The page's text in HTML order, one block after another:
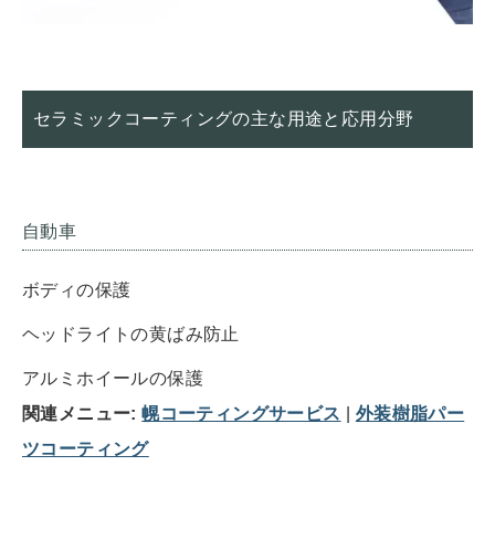
セラミックコーティングの主な用途と応用分野
自動車
ボディの保護
ヘッドライトの黄ばみ防止
アルミホイールの保護
関連メニュー: 幌コーティングサービス
外装樹脂パー
ツコーティング